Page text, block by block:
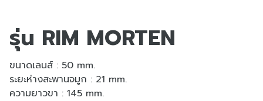
รุ่น RIM MORTEN
ขนาดเลนส์ : 50 mm.
ระยะห่างสะพานจมูก : 21 mm.
ความยาวขา : 145 mm.